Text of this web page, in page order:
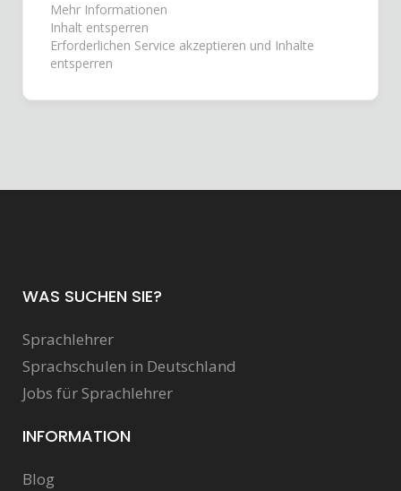
Mehr Informationen
Inhalt entsperren
Erforderlichen Service akzeptieren und Inhalte
entsperren
WAS SUCHEN SIE?
Sprachlehrer
Sprachschulen in Deutschland
Jobs für Sprachlehrer
INFORMATION
Blog